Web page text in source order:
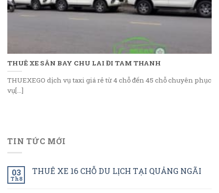
THUÊ XE SÂN BAY CHU LAI ĐI TAM THANH
THUEXEGO dịch vụ taxi giá rẻ từ 4 chỗ đến 45 chỗ chuyên phục
vụ[...]
TIN TỨC MỚI
03
Th8
THUÊ XE 16 CHỖ DU LỊCH TẠI QUẢNG NGÃI